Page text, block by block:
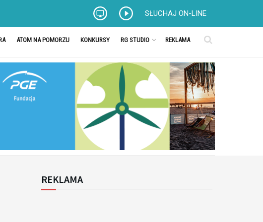
SŁUCHAJ ON-LINE
ATOM NA POMORZU KONKURSY RG STUDIO REKLAMA
REKLAMA